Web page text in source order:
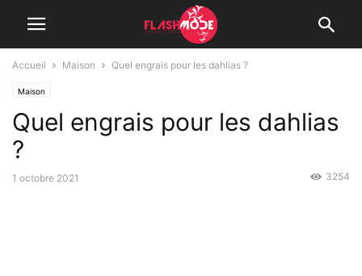
Accueil Maison Quel engrais pour les dahlias ?
Maison
Quel engrais pour les dahlias
?
1 octobre 2021 3254